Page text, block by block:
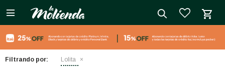

Filtrando por: Lolita